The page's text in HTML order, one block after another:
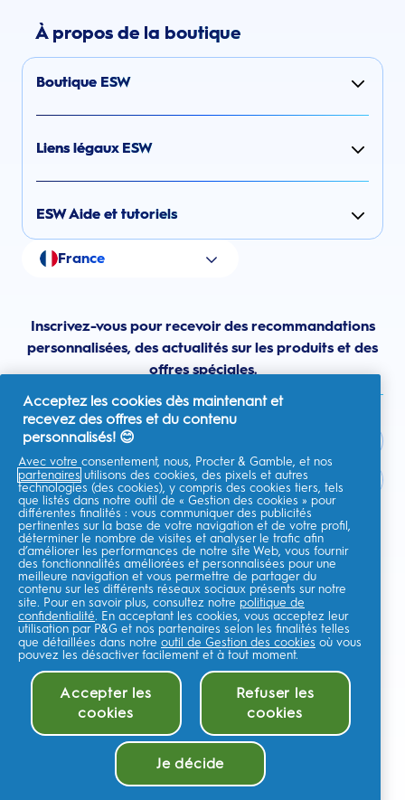
À propos de la boutique
Boutique ESW
Liens légaux ESW
ESW Aide et tutoriels
France
Inscrivez-vous pour recevoir des recommandations
personnalisées, des actualités sur les produits et des
offres spéciales.
France
Je consens à recevoir des communications personnalisées
concernant des offres, des actualités et d'autres initiatives
promotionnelles de la part d'Oral-B et d'autresmarques de P&G
mail et sur les canaux en ligne. Je peux medésinscrireà tout moment.
Procter & Gamble, le responsable du traitement des données, traitera
vos données personnelles pour vous permettre de vous inscrire sur ce
site, d'interagir avec ses services et, selon votre consentement, de vous
envoyer des communications commerciales pertinentes, y compris des
Pour plus d'informations sur le traitement de vos données et vos droits
en matière de confidentialité,lisez
ou consultez notrePolitique de
complète.
Vous avez au moins 18 ans et acceptez nosConditions générales
Procter & Gamble
Acceptez les cookies dès maintenant et
recevez des offres et du contenu
personnalisés! 😊
Avec votre consentement, nous, Procter & Gamble, et nos
partenaires utilisons des cookies, des pixels et autres
technologies (des cookies), y compris des cookies tiers, tels
que listés dans notre outil de « Gestion des cookies » pour
différentes finalités : vous communiquer des publicités
pertinentes sur la base de votre navigation et de votre profil,
déterminer le nombre de visites et analyser le trafic afin
d’améliorer les performances de notre site Web, vous fournir
des fonctionnalités améliorées et personnalisées pour une
meilleure navigation et vous permettre de partager du
contenu sur les différents réseaux sociaux présents sur notre
site. Pour en savoir plus, consultez notre politique de
confidentialité. En acceptant les cookies, vous acceptez leur
utilisation par P&G et nos partenaires selon les finalités telles
que détaillées dans notre outil de Gestion des cookies où vous
pouvez les désactiver facilement et à tout moment.
Accepter les
cookies
Refuser les
cookies
Je décide